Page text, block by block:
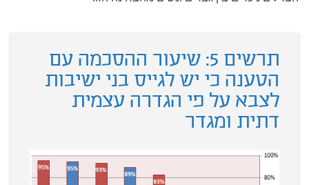
תרשים 5: שיעור ההסכמה עם
הטענה כי יש לגייס בני ישיבות
לצבא על פי הגדרה עצמית
דתית ומגדר